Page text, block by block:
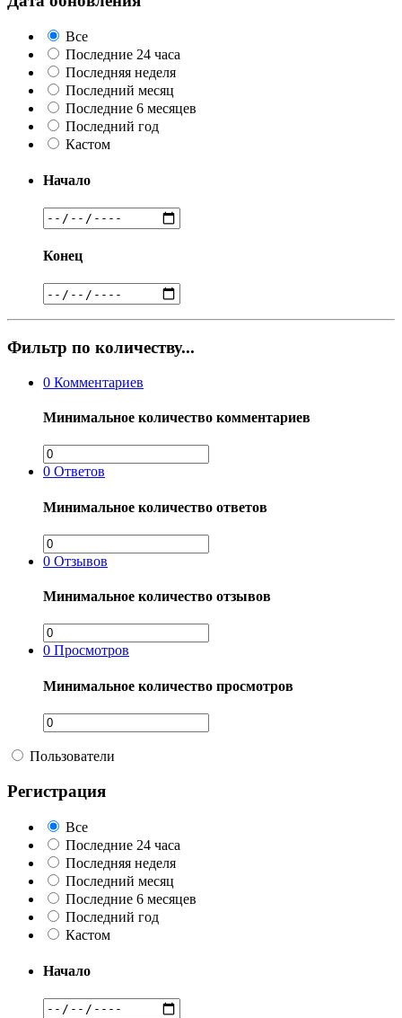
Все
Последние 24 часа
Последняя неделя
Последний месяц
Последние 6 месяцев
Последний год
Кастом
Начало
Конец
Фильтр по количеству...
0 Комментариев
Минимальное количество комментариев
0 Ответов
Минимальное количество ответов
0 Отзывов
Минимальное количество отзывов
0 Просмотров
Минимальное количество просмотров
Пользователи
Регистрация
Все
Последние 24 часа
Последняя неделя
Последний месяц
Последние 6 месяцев
Последний год
Кастом
Начало